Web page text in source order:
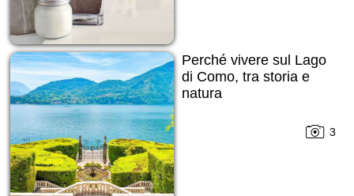
Perché vivere sul Lago
di Como, tra storia e
natura
3